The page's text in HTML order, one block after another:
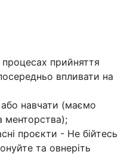
процесах прийняття
впливати на
навчати (маємо
менторства);
проєкти - Не бійтесь
та овнеріть